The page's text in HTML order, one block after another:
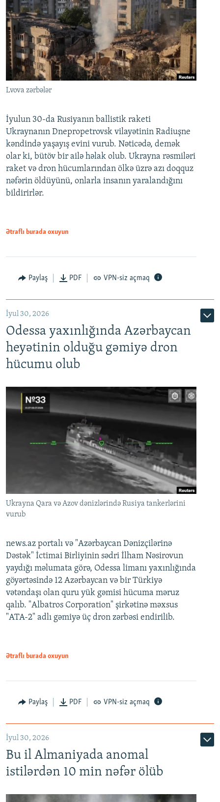
Lvova zərbələr
İyulun 30-da Rusiyanın ballistik raketi
Ukraynanın Dnepropetrovsk vilayətinin Radiuşne
kəndində yaşayış evini vurub. Nəticədə, demək
olar ki, bütöv bir ailə həlak olub. Ukrayna rəsmiləri
raket və dron hücumlarından ölkə üzrə azı doqquz
nəfərin öldüyünü, onlarla insanın yaralandığını
bildirirlər.
Ətraflı burada oxuyun
Paylaş PDF VPN-siz açmaq
İyul 30, 2026
Odessa yaxınlığında Azərbaycan
heyətinin olduğu gəmiyə dron
hücumu olub
Ukrayna Qara və Azov dənizlərində Rusiya tankerlərini
vurub
news.az portalı və "Azərbaycan Dənizçilərinə
Dəstək" İctimai Birliyinin sədri İlham Nəsirovun
yaydığı məlumata görə, Odessa limanı yaxınlığında
göyərtəsində 12 Azərbaycan və bir Türkiyə
vətəndaşı olan quru yük gəmisi hücuma məruz
qalıb. "Albatros Corporation" şirkətinə məxsus
"ATA-2" adlı gəmiyə üç dron zərbəsi endirilib.
Ətraflı burada oxuyun
Paylaş PDF VPN-siz açmaq
İyul 30, 2026
Bu il Almaniyada anomal
istilərdən 10 min nəfər ölüb